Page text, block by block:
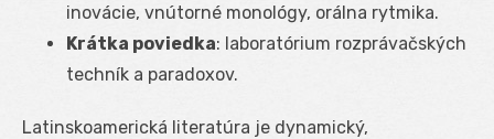
inovácie, vnútorné monológy, orálna rytmika.
Krátka poviedka: laboratórium rozprávačských
techník a paradoxov.
Latinskoamerická literatúra je dynamický,